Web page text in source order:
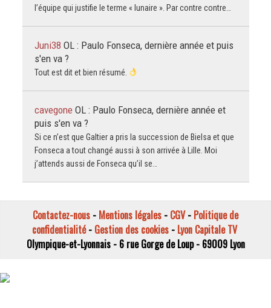
l’équipe qui justifie le terme « lunaire ». Par contre contre…
Juni38 OL : Paulo Fonseca, dernière année et puis
s'en va ?
Tout est dit et bien résumé.
cavegone OL : Paulo Fonseca, dernière année et
puis s'en va ?
Si ce n’est que Galtier a pris la succession de Bielsa et que
Fonseca a tout changé aussi à son arrivée à Lille. Moi
j’attends aussi de Fonseca qu’il se…
Contactez-nous - Mentions légales - CGV- Politique de
confidentialité- Gestion des cookies- Lyon Capitale TV
Olympique-et-Lyonnais - 6 rue Gorge de Loup - 69009 Lyon